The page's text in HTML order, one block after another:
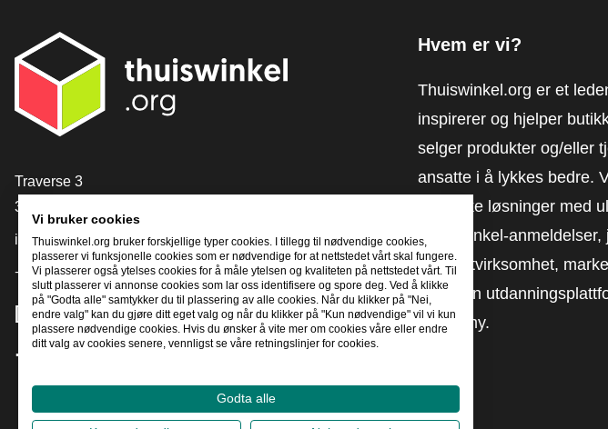
[_General:Contact]
Traverse 3
3905 NL Veenendaal
info@thuiswinkel.org
+31 (0)318 64 85 75
[_General:SocialMediaTitle]
Hvem er vi?
Thuiswinkel.org er et
inspirerer og hjelper
selger produkter og/eller
ansatte i å lykkes bedre.
praktiske løsninger med
Thuiswinkel-
advokatvirksomhet,
vår egen
Academy.
Vi bruker cookies
Thuiswinkel.org bruker forskjellige typer cookies. I tillegg til nødvendige cookies,
plasserer vi funksjonelle cookies som er nødvendige for at nettstedet vårt skal fungere.
Vi plasserer også ytelses cookies for å måle ytelsen og kvaliteten på nettstedet vårt. Til
slutt plasserer vi annonse cookies som lar oss identifisere og spore deg. Ved å klikke
på "Godta alle" samtykker du til plassering av alle cookies. Når du klikker på "Nei,
endre valg" kan du gjøre ditt eget valg og når du klikker på "Kun nødvendige" vil vi kun
plassere nødvendige cookies. Hvis du ønsker å vite mer om cookies våre eller endre
ditt valg av cookies senere, vennligst se våre retningslinjer for cookies.
Godta alle